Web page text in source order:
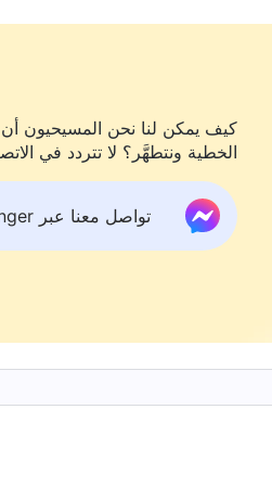
قلبي أهمية أكبر من الله ومن
الأسرة، لكن مقصد الله لم
مخلوقًا هما ما ينبغي لي فعله
عن زيجاتهم ووظائفهم
وكيف أن إنجيل الرب
وإمدادها، لكن ماذا فعلت من
الطلاق، ومن دون أسرة، فإنَّ
حينها بالألم والحزن، وفكرت في
ولم أراعِ مقاصد الله. مقارنة
لكل ما تلقيته من إرشاد الله
بأنه لا ينبغي أن أقلق أو
تتميم واجباتي بصورة
كيف يمكن لنا نحن المسيحيون
الخطية ونتطهَّر؟ لا تتردد في
تواصل معنا عبر Messenger